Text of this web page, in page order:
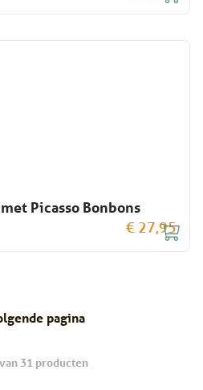
Picasso Bonbons
€ 27,95
pagina
van 31 producten